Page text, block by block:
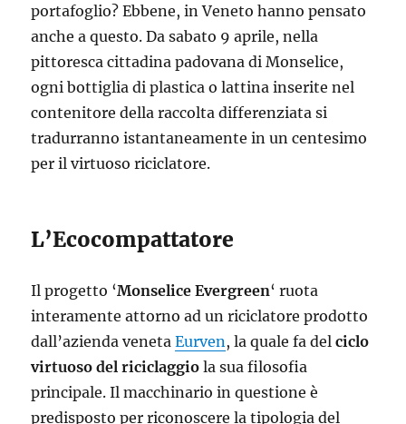
portafoglio? Ebbene, in Veneto hanno pensato
anche a questo. Da sabato 9 aprile, nella
pittoresca cittadina padovana di Monselice,
ogni bottiglia di plastica o lattina inserite nel
contenitore della raccolta differenziata si
tradurranno istantaneamente in un centesimo
per il virtuoso riciclatore.
L’Ecocompattatore
Il progetto ‘Monselice Evergreen‘ ruota
interamente attorno ad un riciclatore prodotto
dall’azienda venetaEurven , la quale fa delciclo
virtuoso del riciclaggio la sua filosofia
principale. Il macchinario in questione è
predisposto per riconoscere la tipologia del